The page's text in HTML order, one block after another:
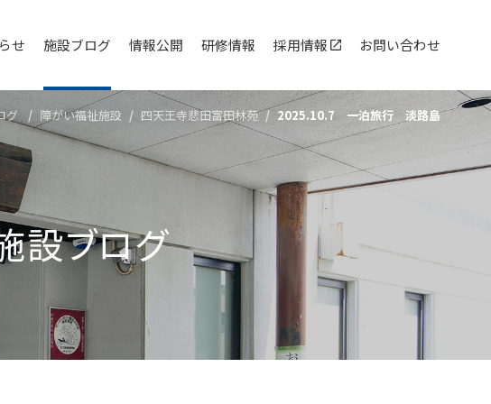
せ 施設ブログ 情報公開 研修情報 採用情報 お問い合わせ
グ 障がい福祉施設 四天王寺悲⽥富⽥林苑 2025.10.7 一泊旅行 淡路島
設ブログ